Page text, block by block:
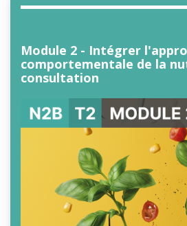
Module 2 - Intégrer
comportementale de la
consultation